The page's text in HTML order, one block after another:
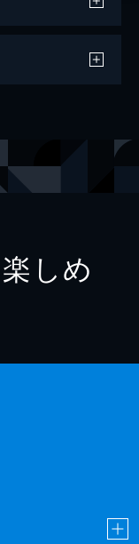
しめ